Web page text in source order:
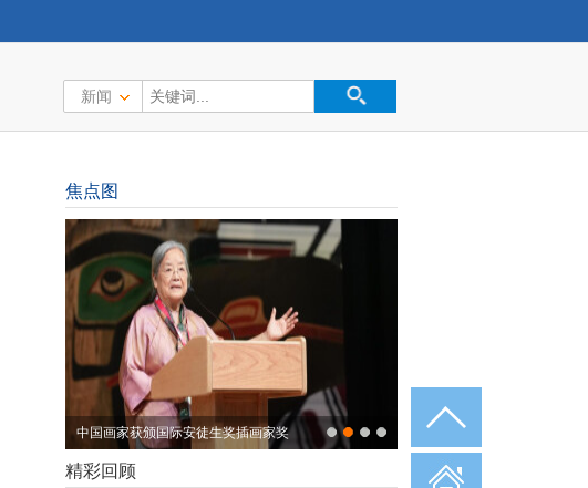
新闻
焦点图
中国画家获颁国际安徒生奖插画家奖
精彩回顾